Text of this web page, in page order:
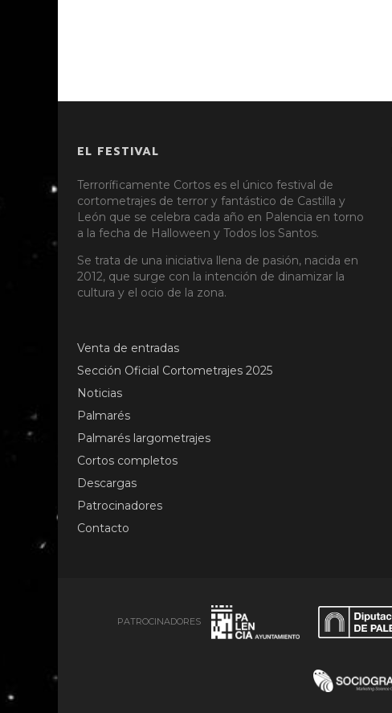
EL FESTIVAL
Terroríficamente Cortos es el único festival de
cortometrajes de terror y fantástico de Castilla y
León que se celebra cada año en Palencia en torno
a la fecha de Halloween y Todos los Santos.
Se trata de una iniciativa llena de pasión, nacida en
2012, que surge con la intención de dinamizar la
cultura y el ocio de la zona.
Venta de entradas
Sección Oficial Cortometrajes 2025
Noticias
Palmarés
Palmarés largometrajes
Cortos completos
Descargas
Patrocinadores
Contacto
PATROCINADORES